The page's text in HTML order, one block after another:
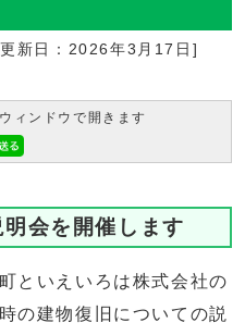
新日： 2026年3月17日 ]
ィンドウで開きます
会を開催します
といえいろは株式会社の
の建物復旧についての説